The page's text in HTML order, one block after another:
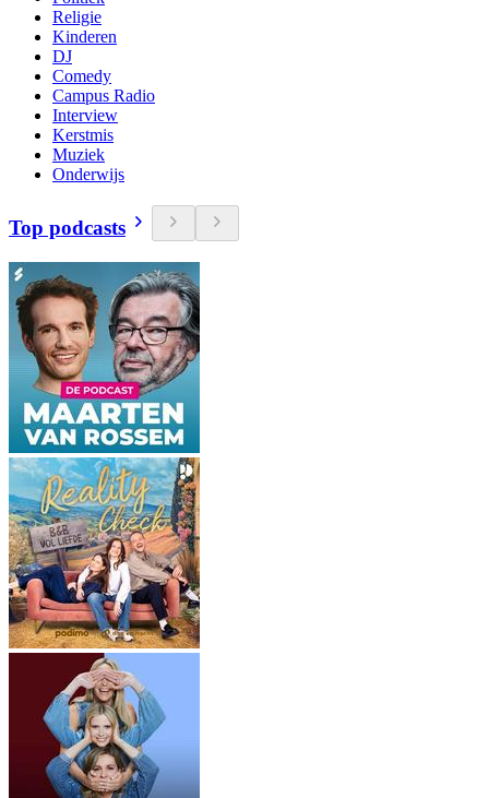
Religie
Kinderen
DJ
Comedy
Campus Radio
Interview
Kerstmis
Muziek
Onderwijs
Top podcasts